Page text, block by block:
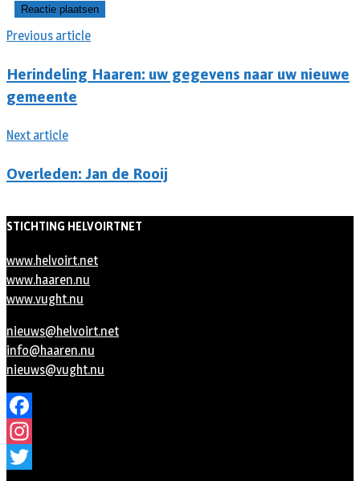
Previous article
Herindeling Haaren: uw gegevens naar uw nieuwe
gemeente
Next article
Overleden: Jan de Rooij
STICHTING HELVOIRTNET
www.helvoirt.net
www.haaren.nu
www.vught.nu
nieuws@helvoirt.net
info@haaren.nu
nieuws@vught.nu
Facebook
Instagram